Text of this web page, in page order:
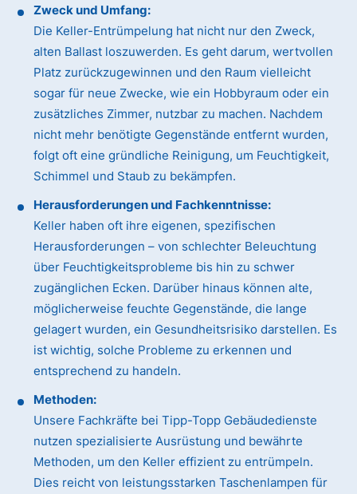
Zweck und Umfang:
Die Keller-Entrümpelung hat nicht nur den Zweck,
alten Ballast loszuwerden. Es geht darum, wertvollen
Platz zurückzugewinnen und den Raum vielleicht
sogar für neue Zwecke, wie ein Hobbyraum oder ein
zusätzliches Zimmer, nutzbar zu machen. Nachdem
nicht mehr benötigte Gegenstände entfernt wurden,
folgt oft eine gründliche Reinigung, um Feuchtigkeit,
Schimmel und Staub zu bekämpfen.
Herausforderungen und Fachkenntnisse:
Keller haben oft ihre eigenen, spezifischen
Herausforderungen – von schlechter Beleuchtung
über Feuchtigkeitsprobleme bis hin zu schwer
zugänglichen Ecken. Darüber hinaus können alte,
möglicherweise feuchte Gegenstände, die lange
gelagert wurden, ein Gesundheitsrisiko darstellen. Es
ist wichtig, solche Probleme zu erkennen und
entsprechend zu handeln.
Methoden:
Unsere Fachkräfte bei Tipp-Topp Gebäudedienste
nutzen spezialisierte Ausrüstung und bewährte
Methoden, um den Keller effizient zu entrümpeln.
Dies reicht von leistungsstarken Taschenlampen für